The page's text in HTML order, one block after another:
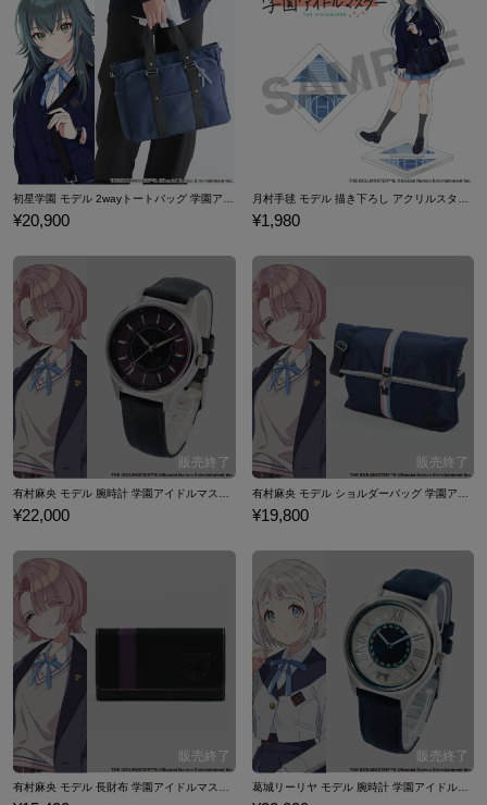
初星学園 モデル 2wayトートバッグ 学園アイドルマスター
¥20,900
月村手毬 モデル 描き下ろし アクリルスタンド 学園アイドルマスター
¥1,980
¥22,000 ¥19,800
有村麻央 モデル 長財布 学園アイドルマスター 葛城リーリヤ モデル 腕時計 学園アイドルマスター